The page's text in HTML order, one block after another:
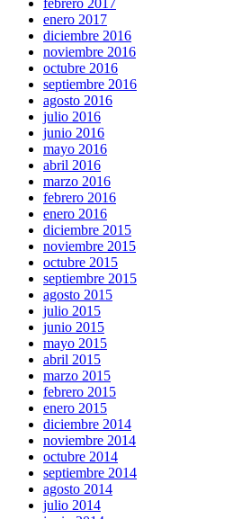
febrero 2017
enero 2017
diciembre 2016
noviembre 2016
octubre 2016
septiembre 2016
agosto 2016
julio 2016
junio 2016
mayo 2016
abril 2016
marzo 2016
febrero 2016
enero 2016
diciembre 2015
noviembre 2015
octubre 2015
septiembre 2015
agosto 2015
julio 2015
junio 2015
mayo 2015
abril 2015
marzo 2015
febrero 2015
enero 2015
diciembre 2014
noviembre 2014
octubre 2014
septiembre 2014
agosto 2014
julio 2014